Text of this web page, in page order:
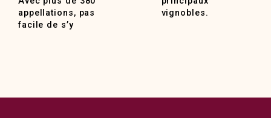
appellations, pas
facile de s’y
vignobles.